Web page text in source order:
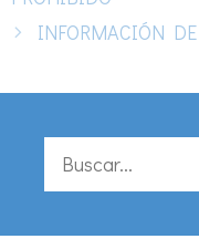
INFORMACIÓN